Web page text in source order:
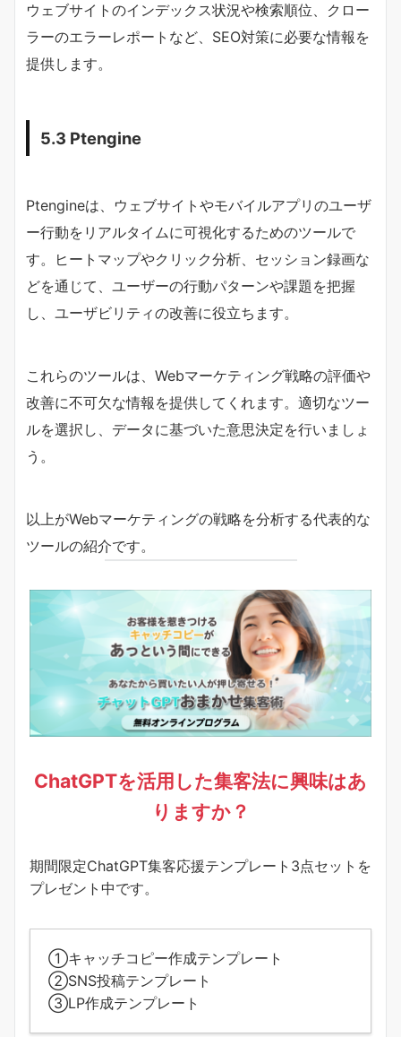
ウェブサイトのインデックス状況や検索順位、クロー
ラーのエラーレポートなど、SEO対策に必要な情報を
提供します。
5.3 Ptengine
Ptengineは、ウェブサイトやモバイルアプリのユーザ
ー行動をリアルタイムに可視化するためのツールで
す。ヒートマップやクリック分析、セッション録画な
どを通じて、ユーザーの行動パターンや課題を把握
し、ユーザビリティの改善に役立ちます。
これらのツールは、Webマーケティング戦略の評価や
改善に不可欠な情報を提供してくれます。適切なツー
ルを選択し、データに基づいた意思決定を行いましょ
う。
以上がWebマーケティングの戦略を分析する代表的な
ツールの紹介です。
ChatGPTを活用した集客法に興味はあ
りますか？
期間限定ChatGPT集客応援テンプレート3点セットを
プレゼント中です。
①キャッチコピー作成テンプレート
②SNS投稿テンプレート
③LP作成テンプレート